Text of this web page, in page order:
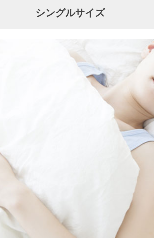
シングルサイズ